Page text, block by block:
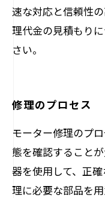
速な対応と信頼性
理代金の見積もり
さい。
修理のプロセス
モーター修理のプ
態を確認すること
器を使用して、正
理に必要な部品を